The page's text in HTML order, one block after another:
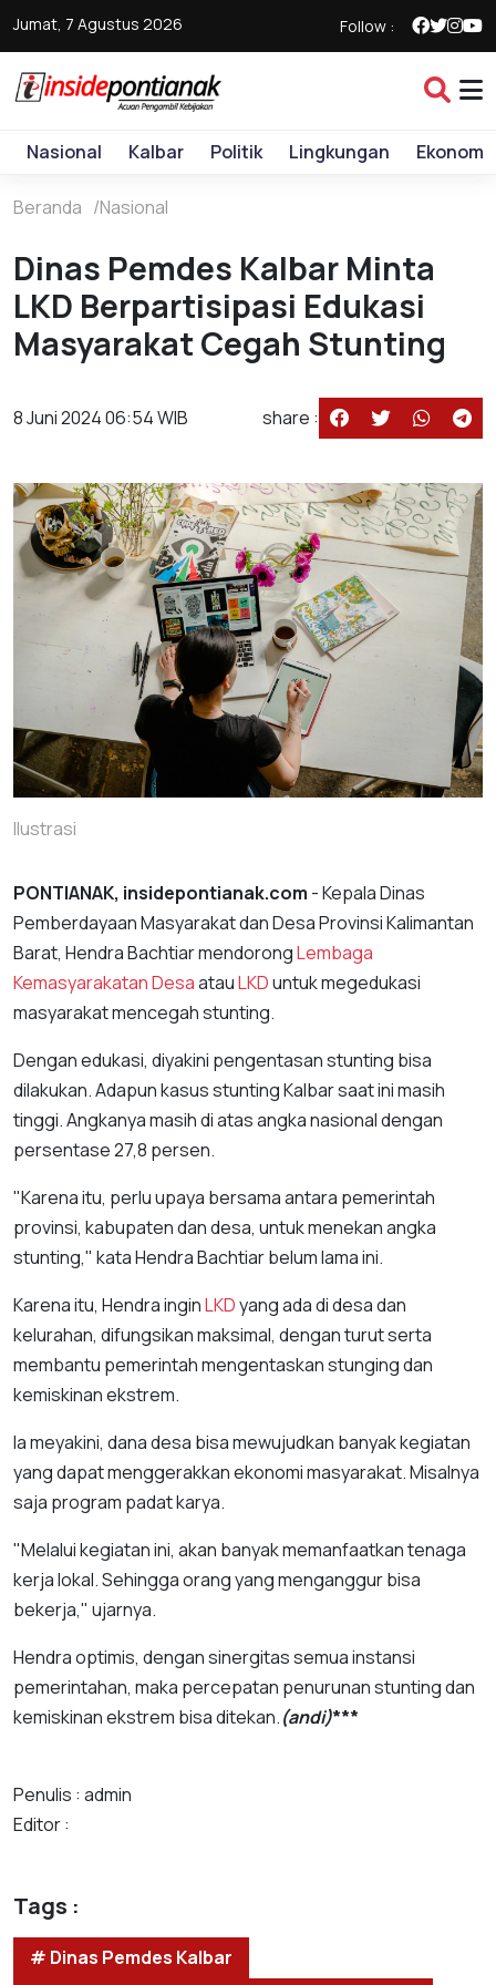
Jumat, 7 Agustus 2026 Follow :
Nasional Kalbar Politik Lingkungan Ekonomi
Beranda Nasional
Dinas Pemdes Kalbar Minta
LKD Berpartisipasi Edukasi
Masyarakat Cegah Stunting
8 Juni 2024 06:54 WIB share :
Ilustrasi
PONTIANAK, insidepontianak.com - Kepala Dinas
Pemberdayaan Masyarakat dan Desa Provinsi Kalimantan
Barat, Hendra Bachtiar mendorongLembaga
Kemasyarakatan DesaatauLKDuntuk megedukasi
masyarakat mencegah stunting.
Dengan edukasi, diyakini pengentasan stunting bisa
dilakukan. Adapun kasus stunting Kalbar saat ini masih
tinggi. Angkanya masih di atas angka nasional dengan
persentase 27,8 persen.
"Karena itu, perlu upaya bersama antara pemerintah
provinsi, kabupaten dan desa, untuk menekan angka
stunting," kata Hendra Bachtiar belum lama ini.
Karena itu, Hendra inginLKDyang ada di desa dan
kelurahan, difungsikan maksimal, dengan turut serta
membantu pemerintah mengentaskan stunging dan
kemiskinan ekstrem.
Ia meyakini, dana desa bisa mewujudkan banyak kegiatan
yang dapat menggerakkan ekonomi masyarakat. Misalnya
saja program padat karya.
"Melalui kegiatan ini, akan banyak memanfaatkan tenaga
kerja lokal. Sehingga orang yang menganggur bisa
bekerja," ujarnya.
Hendra optimis, dengan sinergitas semua instansi
pemerintahan, maka percepatan penurunan stunting dan
kemiskinan ekstrem bisa ditekan.(andi)***
Penulis : admin
Editor :
Tags :
# Dinas Pemdes Kalbar